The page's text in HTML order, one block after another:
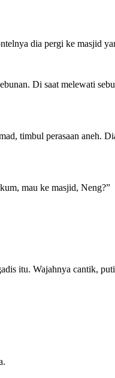
dia pergi ke masjid
Di saat melewati
timbul perasaan aneh.
mau ke masjid, Neng?”
itu. Wajahnya cantik,